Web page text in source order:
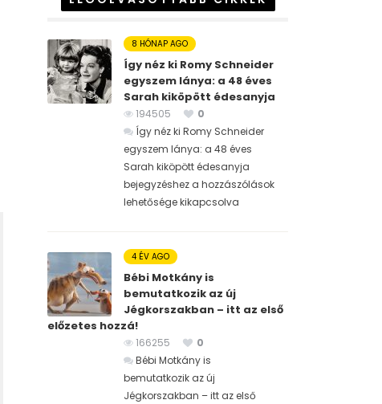
8 HÓNAP AGO
Így néz ki Romy Schneider
egyszem lánya: a 48 éves
Sarah kiköpött édesanyja
194505
0
Így néz ki Romy Schneider
egyszem lánya: a 48 éves
Sarah kiköpött édesanyja
bejegyzéshez a hozzászólások
lehetősége kikapcsolva
4 ÉV AGO
Bébi Motkány is
bemutatkozik az új
Jégkorszakban – itt az első
előzetes hozzá!
166255
0
Bébi Motkány is
bemutatkozik az új
Jégkorszakban – itt az első